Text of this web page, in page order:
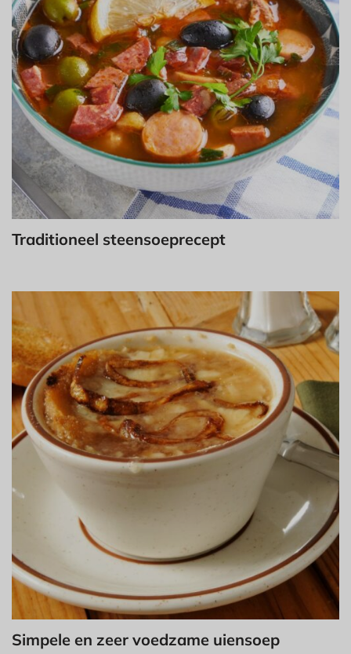
Traditioneel steensoeprecept
Simpele en zeer voedzame uiensoep